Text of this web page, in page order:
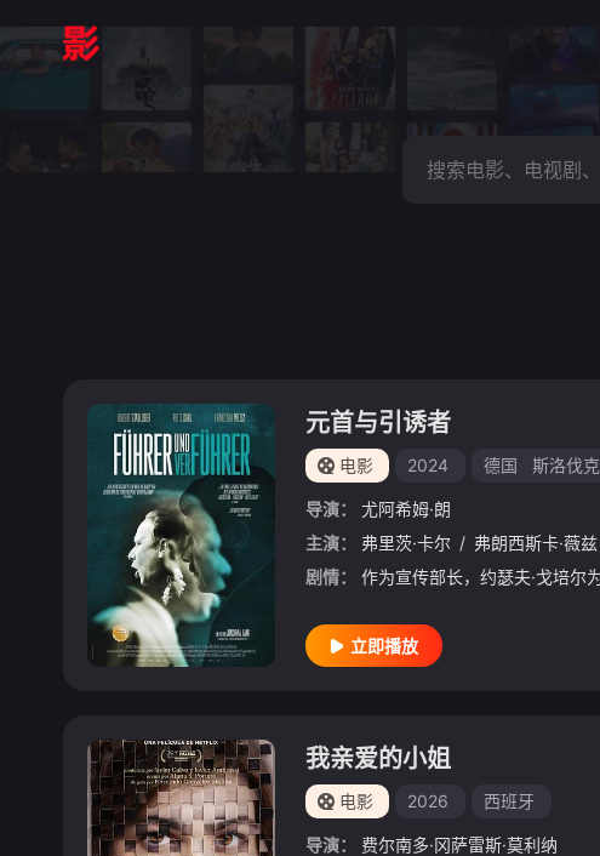
元首与引诱者
电影 2024 德国 斯洛伐克
导演：
尤阿希姆·朗
主演：
弗里茨·卡尔 / 弗朗西斯卡·薇兹
剧情：
立即播放
我亲爱的小姐
电影 2026 西班牙
导演：
费尔南多·冈萨雷斯·莫利纳